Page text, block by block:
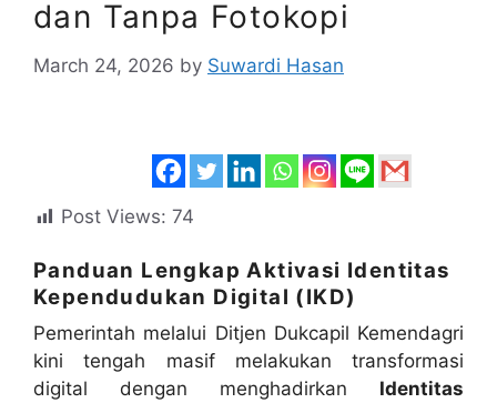
dan Tanpa Fotokopi
March 24, 2026 by Suwardi Hasan
Post Views: 74
Panduan Lengkap Aktivasi Identitas
Kependudukan Digital (IKD)
Pemerintah melalui Ditjen Dukcapil Kemendagri
kini tengah masif melakukan transformasi
digital dengan menghadirkan Identitas